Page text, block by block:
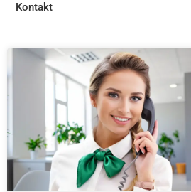
Kontakt